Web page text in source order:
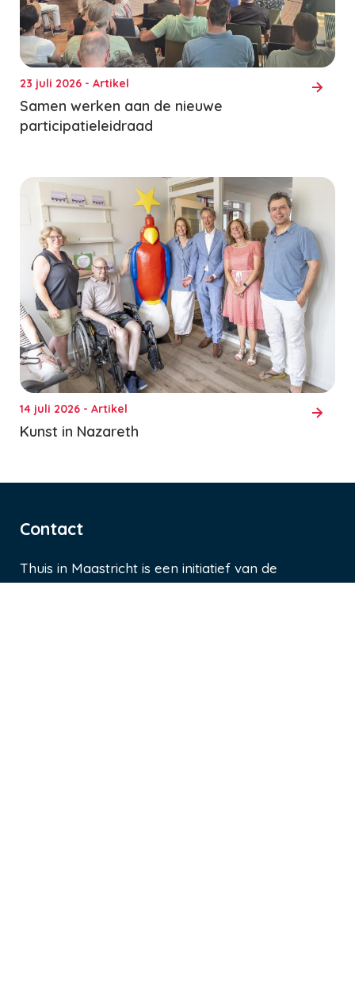
23 juli 2026 - Artikel
Samen werken aan de nieuwe
participatieleidraad
14 juli 2026 - Artikel
Kunst in Nazareth
Contact
Thuis in Maastricht is een initiatief van de